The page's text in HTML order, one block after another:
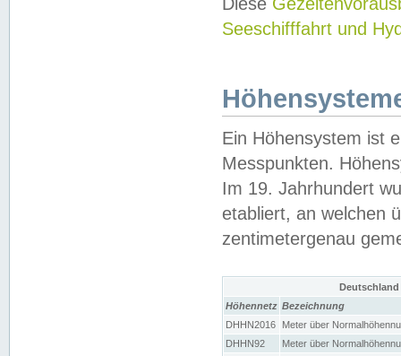
Seeschifffahrt und
Ein Höhensystem ist
Messpunkten.
Im 19. Jahrhundert
etabliert, an welchen
zentimetergenau
Höhennetz Bezeichnung
DHHN2016
Meter über
DHHN92
Meter über